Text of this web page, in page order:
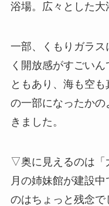
浴場。広々とした大
一部、くもりガラ
く開放感がすごい
ともあり、海も空
の一部になったか
きました。
▽奥に見えるのは「
月の姉妹館が建設
のはちょっと残念で